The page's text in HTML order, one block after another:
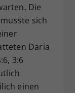
Die
sich
Daria
3:6
einen